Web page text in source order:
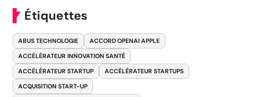
Étiquettes
ABUS TECHNOLOGIE
ACCORD OPENAI APPLE
ACCÉLÉRATEUR INNOVATION SANTÉ
ACCÉLÉRATEUR STARTUP
ACCÉLÉRATEUR STARTUPS
ACQUISITION START-UP